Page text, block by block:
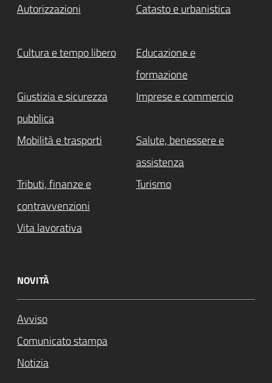
Autorizzazioni Catasto e urbanistica
Cultura e tempo libero
Educazione e
formazione
Giustizia e sicurezza
pubblica
Imprese e commercio
Mobilità e trasporti
Salute, benessere e
assistenza
Tributi, finanze e
contravvenzioni
Turismo
Vita lavorativa
NOVITÀ
Avviso
Comunicato stampa
Notizia